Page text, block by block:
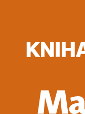
Vyhľadávanie